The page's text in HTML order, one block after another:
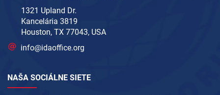
1321 Upland Dr.
Kancelária 3819
Houston, TX 77043, USA
info@idaoffice.org
NAŠA SOCIÁLNE SIETE